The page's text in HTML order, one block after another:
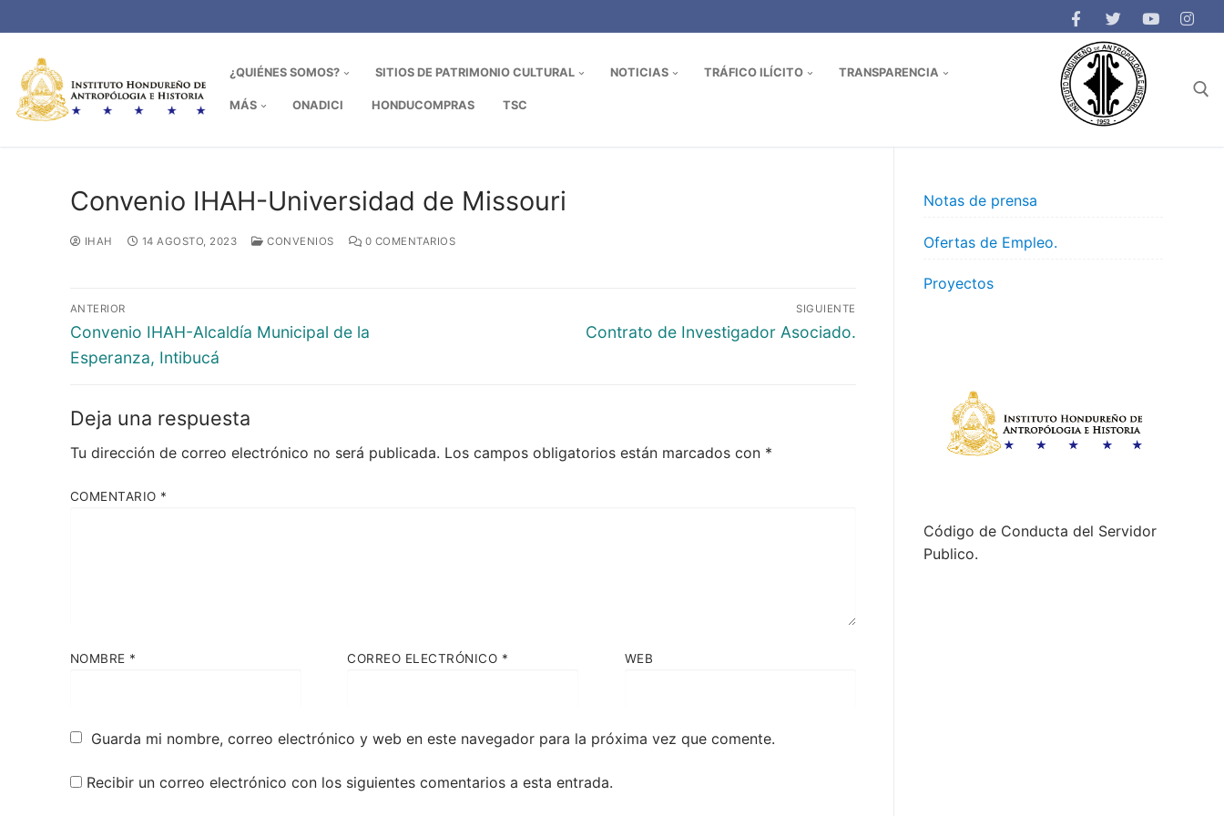
al
contenido
¿QUIÉNES SOMOS? SITIOS DE PATRIMONIO CULTURAL NOTICIAS TRÁFICO ILÍCITO TRANSPARENCIA
MÁS ONADICI HONDUCOMPRAS TSC
Convenio IHAH-Universidad de Missouri
IHAH 14 AGOSTO, 2023 CONVENIOS 0 COMENTARIOS
Navegación
de
entradas
ANTERIOR
Entrada
anterior:
Convenio IHAH-Alcaldía Municipal de la
Esperanza, Intibucá
SIGUIENTE
Entrada
Contrato de Investigador Asociado.
Deja una respuesta
Tu dirección de correo electrónico no será publicada. Los campos obligatorios están marcados con *
COMENTARIO *
NOMBRE * CORREO ELECTRÓNICO * WEB
Guarda mi nombre, correo electrónico y web en este navegador para la próxima vez que comente.
Recibir un correo electrónico con los siguientes comentarios a esta entrada.
Notas de prensa
Ofertas de Empleo.
Proyectos
Código de Conducta del Servidor
Publico.